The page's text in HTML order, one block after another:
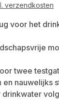
verzendkosten
voor het
twee
nauwelijks